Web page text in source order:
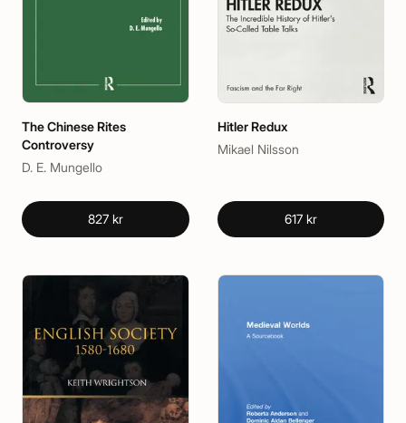
The Chinese Rites
Controversy
D. E. Mungello
827 kr
Hitler Redux
Mikael Nilsson
617 kr